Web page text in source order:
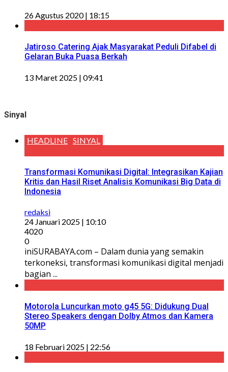
26 Agustus 2020 | 18:15
Jatiroso Catering Ajak Masyarakat Peduli Difabel di
Gelaran Buka Puasa Berkah
13 Maret 2025 | 09:41
Sinyal
HEADLINE SINYAL
Transformasi Komunikasi Digital: Integrasikan Kajian
Kritis dan Hasil Riset Analisis Komunikasi Big Data di
Indonesia
redaksi
24 Januari 2025 | 10:10
4020
0
iniSURABAYA.com – Dalam dunia yang semakin
terkoneksi, transformasi komunikasi digital menjadi
bagian ...
Motorola Luncurkan moto g45 5G: Didukung Dual
Stereo Speakers dengan Dolby Atmos dan Kamera
50MP
18 Februari 2025 | 22:56